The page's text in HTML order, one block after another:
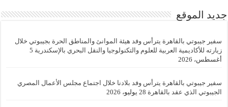
جديد الموقع
سفير جيبوتي بالقاهرة يترأس وفد هيئة الموانئ والمناطق الحرة بجيبوتي خلال
زيارته للأكاديمية العربية للعلوم والتكنولوجيا والنقل البحري بالإسكندرية 5
أغسطس، 2026
سفير جيبوتي بالقاهرة يترأس وفد بلادنا خلال اجتماع مجلس الأعمال المصري
الجيبوتي الذي عقد بالقاهرة 28 يوليو، 2026